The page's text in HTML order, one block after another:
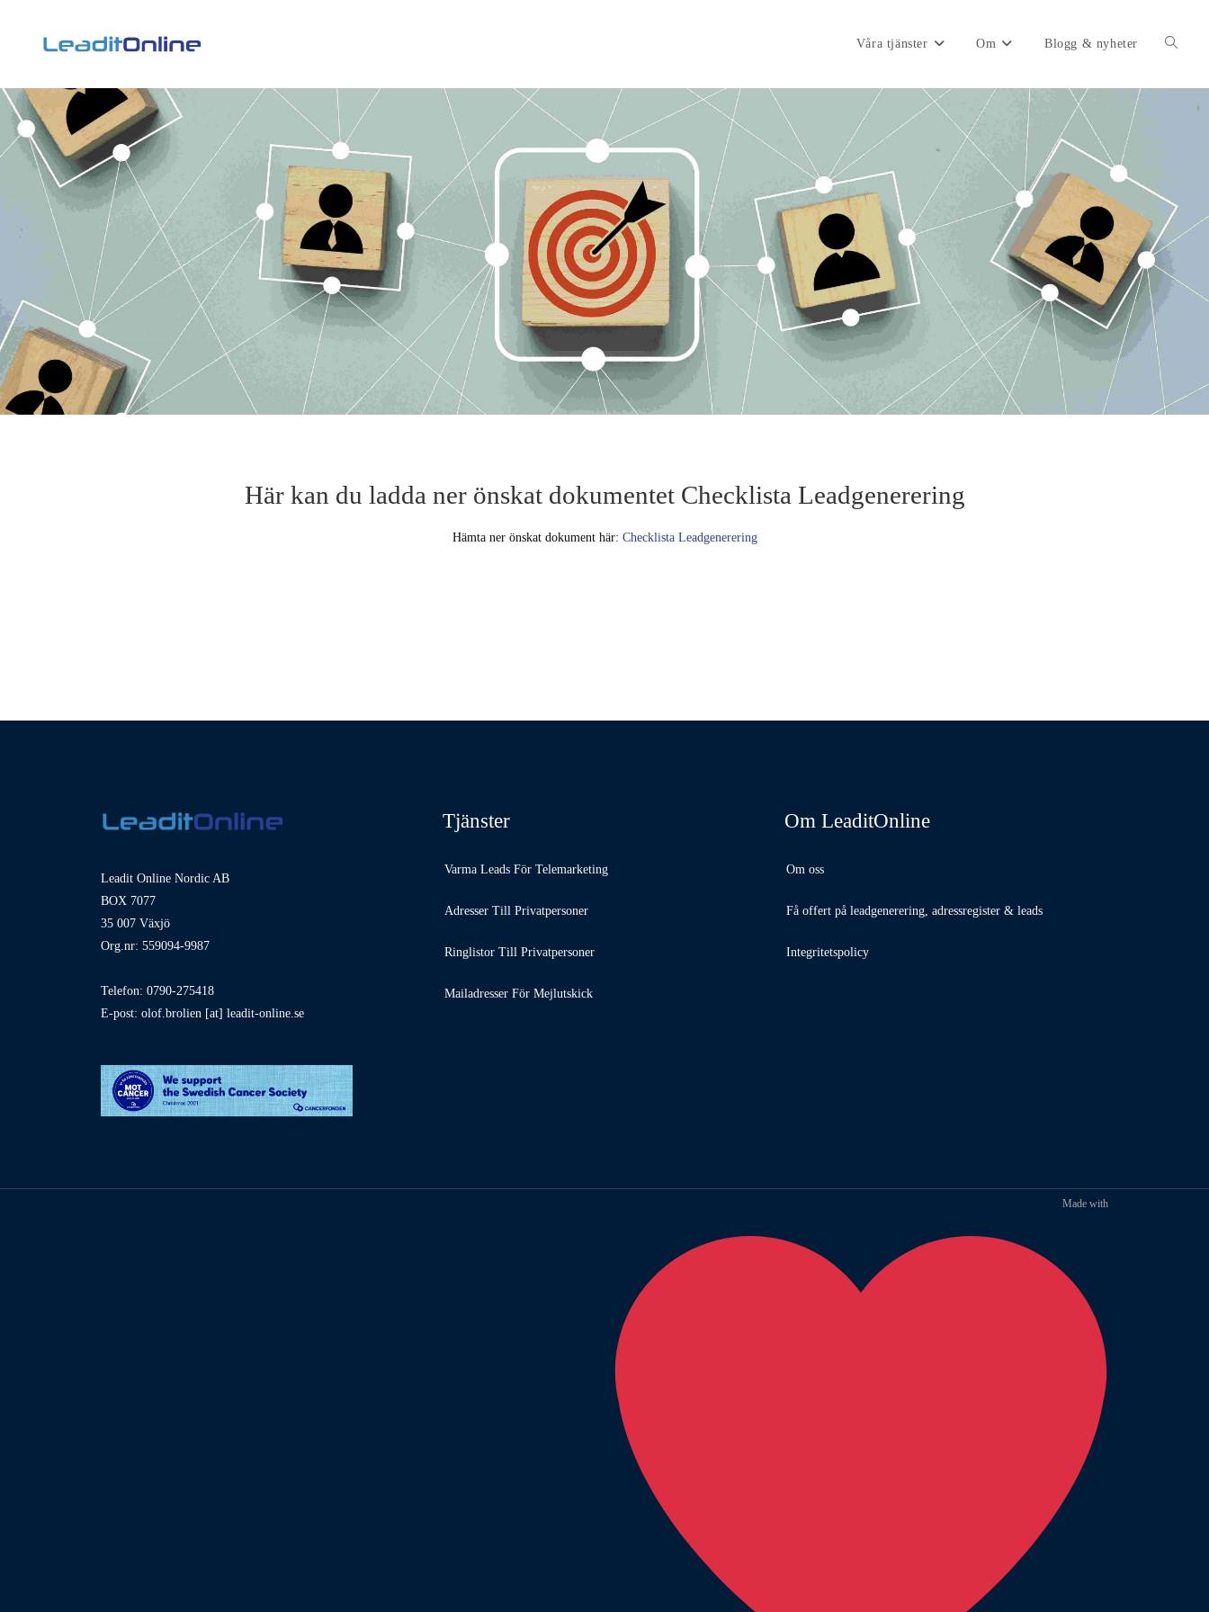
Våra tjänster Om Blogg & nyheter
Här kan du ladda ner önskat dokumentet Checklista Leadgenerering
Hämta ner önskat dokument här: Checklista Leadgenerering
Leadit Online Nordic AB
BOX 7077
35 007 Växjö
Org.nr: 559094-9987
Telefon: 0790-275418
E-post: olof.brolien [at] leadit-online.se
Tjänster
Varma Leads För Telemarketing
Adresser Till Privatpersoner
Ringlistor Till Privatpersoner
Mailadresser För Mejlutskick
Om LeaditOnline
Om oss
Få offert på leadgenerering, adressregister & leads
Integritetspolicy
Made with